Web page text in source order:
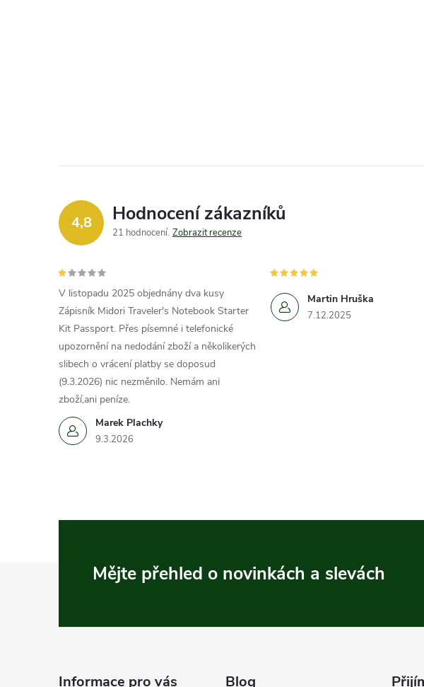
4,8 Hodnocení zákazníků
21 hodnocení Zobrazit recenze
Marek Plachky
9.3.2026
V listopadu 2025 objednány dva kusy
Zápisník Midori Traveler's Notebook Starter
Kit Passport. Přes písemné i telefonické
upozornění na nedodání zboží a několikerých
slibech o vrácení platby se doposud
(9.3.2026) nic nezměnilo. Nemám ani
zboží,ani peníze.
Martin Hruška
7.12.2025
Mějte přehled o novinkách a slevách
Informace pro vás Blog